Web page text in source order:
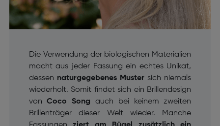
Die Verwendung der biologischen Materialien
macht aus jeder Fassung ein echtes Unikat,
dessen naturgegebenes Muster sich niemals
wiederholt. Somit findet sich ein Brillendesign
vonCoco Song auch bei keinem zweiten
Brillenträger dieser Welt wieder. Manche